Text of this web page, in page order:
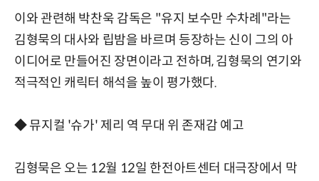
이와 관련해 박찬욱 감독은 "유지 보수만 수차례"라는
김형묵의 대사와 립밤을 바르며 등장하는 신이 그의 아
이디어로 만들어진 장면이라고 전하며, 김형묵의 연기와
적극적인 캐릭터 해석을 높이 평가했다.
◆ 뮤지컬 '슈가' 제리 역 무대 위 존재감 예고
김형묵은 오는 12월 12일 한전아트센터 대극장에서 막